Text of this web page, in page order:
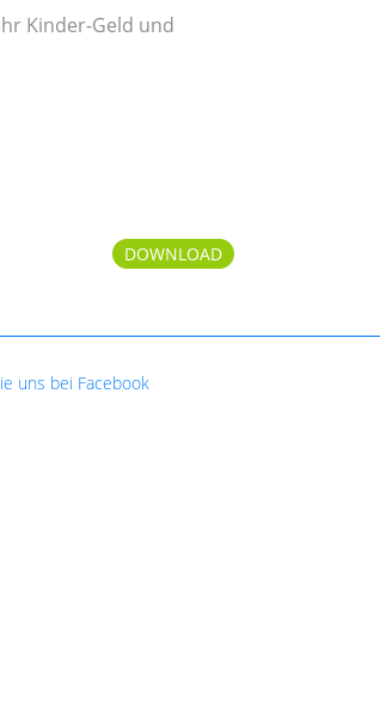
Kinder-Geld und
DOWNLOAD
uns bei Facebook